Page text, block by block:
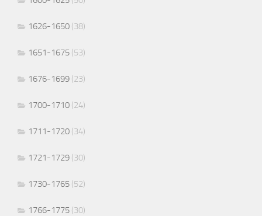
1626-1650 (38)
1651-1675 (53)
1676-1699 (23)
1700-1710 (24)
1711-1720 (34)
1721-1729 (30)
1730-1765 (52)
1766-1775 (30)